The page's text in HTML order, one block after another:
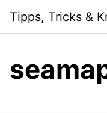
content
Tipps, Tricks &